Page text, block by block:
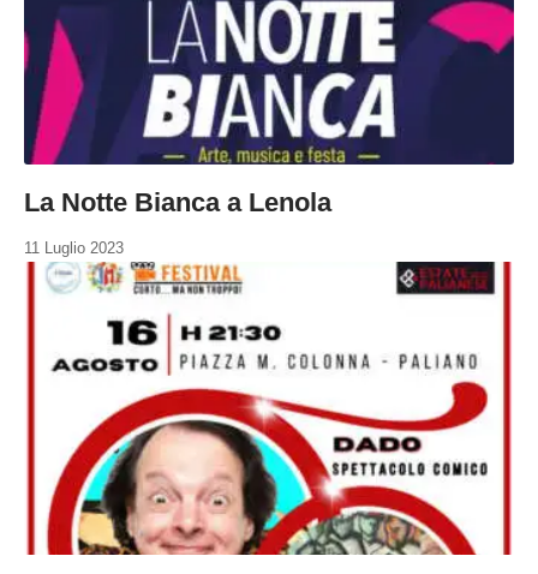
La Notte Bianca a Lenola
11 Luglio 2023